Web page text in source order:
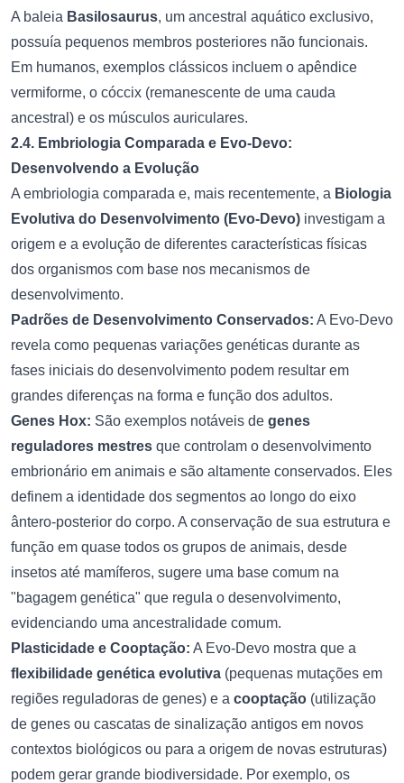
A baleia Basilosaurus, um ancestral aquático exclusivo,
possuía pequenos membros posteriores não funcionais.
Em humanos, exemplos clássicos incluem o apêndice
vermiforme, o cóccix (remanescente de uma cauda
ancestral) e os músculos auriculares.
2.4. Embriologia Comparada e Evo-Devo:
Desenvolvendo a Evolução
A embriologia comparada e, mais recentemente, a Biologia
Evolutiva do Desenvolvimento (Evo-Devo) investigam a
origem e a evolução de diferentes características físicas
dos organismos com base nos mecanismos de
desenvolvimento.
Padrões de Desenvolvimento Conservados: A Evo-Devo
revela como pequenas variações genéticas durante as
fases iniciais do desenvolvimento podem resultar em
grandes diferenças na forma e função dos adultos.
Genes Hox: São exemplos notáveis de genes
reguladores mestres que controlam o desenvolvimento
embrionário em animais e são altamente conservados. Eles
definem a identidade dos segmentos ao longo do eixo
ântero-posterior do corpo. A conservação de sua estrutura e
função em quase todos os grupos de animais, desde
insetos até mamíferos, sugere uma base comum na
"bagagem genética" que regula o desenvolvimento,
evidenciando uma ancestralidade comum.
Plasticidade e Cooptação: A Evo-Devo mostra que a
flexibilidade genética evolutiva (pequenas mutações em
regiões reguladoras de genes) e a cooptação (utilização
de genes ou cascatas de sinalização antigos em novos
contextos biológicos ou para a origem de novas estruturas)
podem gerar grande biodiversidade. Por exemplo, os